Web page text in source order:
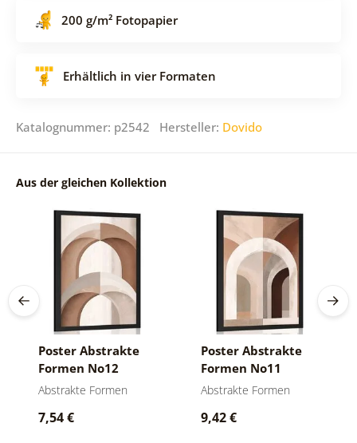
200 g/m² Fotopapier
Erhältlich in vier Formaten
Katalognummer: p2542 Hersteller: Dovido
Aus der gleichen Kollektion
Poster Abstrakte
Formen No12
Abstrakte Formen
7,54 €
Poster Abstrakte
Formen No11
Abstrakte Formen
9,42 €